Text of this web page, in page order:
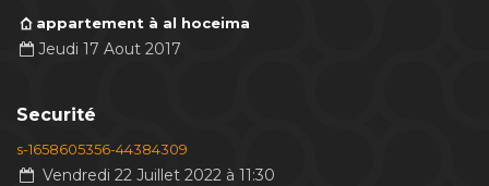
appartement à al hoceima
Jeudi 17 Aout 2017
Securité
s-1658605356-44384309
Vendredi 22 Juillet 2022 à 11:30